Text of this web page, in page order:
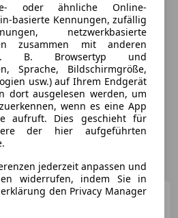
Mazda 3 Sedan e-Skyactiv
oder ähnliche Online-
basierte Kennungen, zufällig
netzwerkbasierte
zusammen mit anderen
B. Browsertyp und
Sprache, Bildschirmgröße,
usw.) auf Ihrem Endgerät
dort ausgelesen werden, um
wenn es eine App
aufruft. Dies geschieht für
der hier aufgeführten
jederzeit anpassen und
widerrufen, indem Sie in
den Privacy Manager